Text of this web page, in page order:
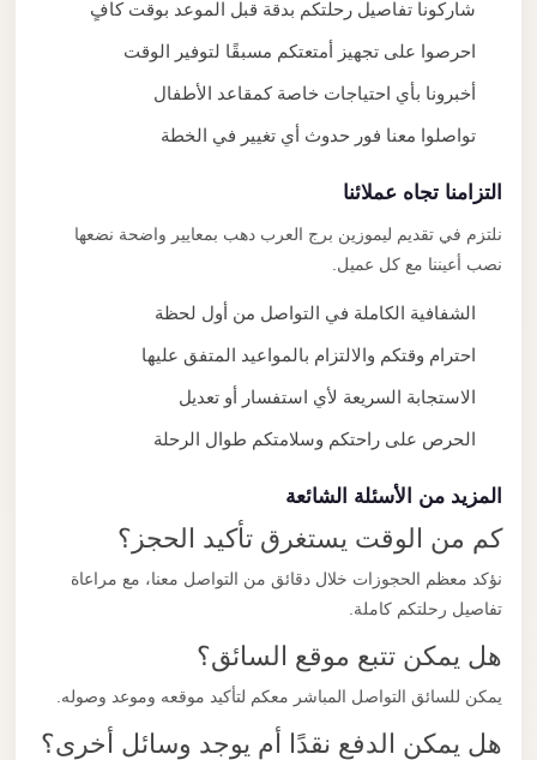
شاركونا تفاصيل رحلتكم بدقة قبل الموعد بوقت كافٍ
احرصوا على تجهيز أمتعتكم مسبقًا لتوفير الوقت
أخبرونا بأي احتياجات خاصة كمقاعد الأطفال
تواصلوا معنا فور حدوث أي تغيير في الخطة
التزامنا تجاه عملائنا
نلتزم في تقديم ليموزين برج العرب دهب بمعايير واضحة نضعها
نصب أعيننا مع كل عميل.
الشفافية الكاملة في التواصل من أول لحظة
احترام وقتكم والالتزام بالمواعيد المتفق عليها
الاستجابة السريعة لأي استفسار أو تعديل
الحرص على راحتكم وسلامتكم طوال الرحلة
المزيد من الأسئلة الشائعة
كم من الوقت يستغرق تأكيد الحجز؟
نؤكد معظم الحجوزات خلال دقائق من التواصل معنا، مع مراعاة
تفاصيل رحلتكم كاملة.
هل يمكن تتبع موقع السائق؟
يمكن للسائق التواصل المباشر معكم لتأكيد موقعه وموعد وصوله.
هل يمكن الدفع نقدًا أم يوجد وسائل أخرى؟